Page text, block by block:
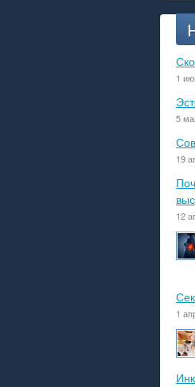
1
5
19
12
1